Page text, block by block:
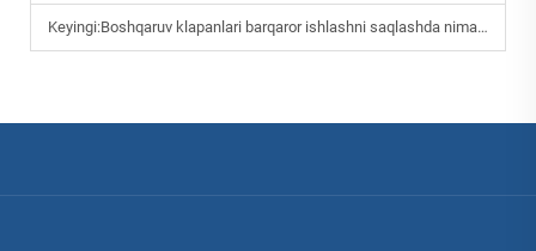
Keyingi:Boshqaruv klapanlari barqaror ishlashni saqlashda nima uchun muhim ahamiyatga ega?